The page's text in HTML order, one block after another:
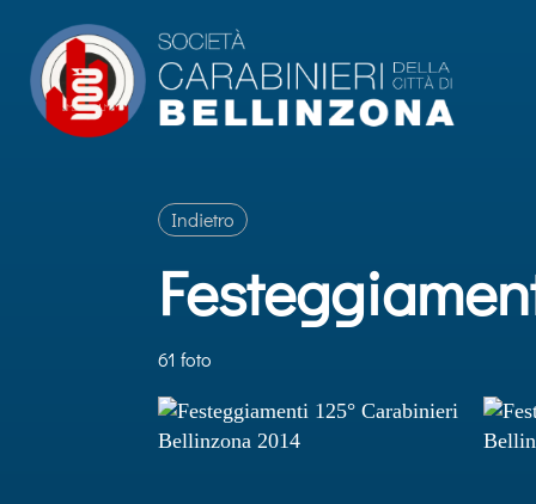
Indietro
61 foto